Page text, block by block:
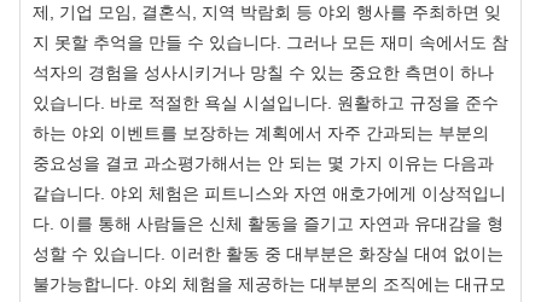
제, 기업 모임, 결혼식, 지역 박람회 등 야외 행사를 주최하면 잊
지 못할 추억을 만들 수 있습니다. 그러나 모든 재미 속에서도 참
석자의 경험을 성사시키거나 망칠 수 있는 중요한 측면이 하나
있습니다. 바로 적절한 욕실 시설입니다. 원활하고 규정을 준수
하는 야외 이벤트를 보장하는 계획에서 자주 간과되는 부분의
중요성을 결코 과소평가해서는 안 되는 몇 가지 이유는 다음과
같습니다. 야외 체험은 피트니스와 자연 애호가에게 이상적입니
다. 이를 통해 사람들은 신체 활동을 즐기고 자연과 유대감을 형
성할 수 있습니다. 이러한 활동 중 대부분은 화장실 대여 없이는
불가능합니다. 야외 체험을 제공하는 대부분의 조직에는 대규모